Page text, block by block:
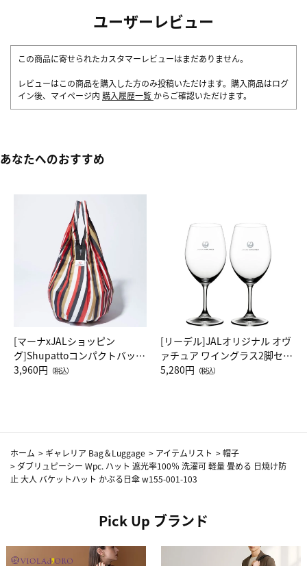
ユーザーレビュー
この商品に寄せられたカスタマーレビューはまだありません。
レビューはこの商品を購入した方のみ投稿いただけます。購入商品はログ
イン後、マイページ内 購入履歴一覧 からご確認いただけます。
あなたへのおすすめ
[マーナxJALショッピン
グ]Shupattoコンパクトバッグ
Drop JAL客室乗務員（LC）ス
3,960円 （税込）
[リーデル]JALオリジナル オヴ
ァチュア ワイングラス2脚セッ
ト（レッドワイン）
5,280円 （税込）
ホーム > ギャレリア Bag＆Luggage > アイテムリスト >帽子
> ダブリュピーシー Wpc. ハット 遮光率100％ 洗濯可 軽量 畳める 日焼け防
止 大人 バケットハット かぶる日傘 w155-001-103
Pick Up ブランド